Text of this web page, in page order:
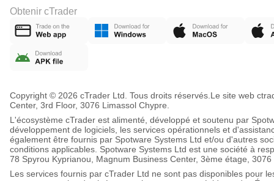
Gold
scalping
on
timeframes,
offering
and
structured
approach
to
trading
this
market.
Profil de l'indicateur
Catégorie
Exigences
Obtenir cTrader
Copyright © 2026 cTrader Ltd. Tous droits réservés. Le site web
Center, 3rd Floor, 3076 Limassol Chypre.
L'écosystème cTrader est alimenté, développé et soutenu par
développement de logiciels, les services opérationnels et
également être fournis par Spotware Systems Ltd et/ou d'autres
conditions applicables. Spotware Systems Ltd est une société à
78 Spyrou Kyprianou, Magnum Business Center, 3ème étage,
Les services fournis par cTrader Ltd ne sont pas disponibles pour